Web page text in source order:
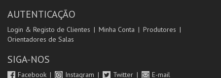
AUTENTICAÇÃO
Login & Registo de Clientes Minha Conta
Produtores
Orientadores de Salas
SIGA-NOS
Facebook Instagram Twitter E-mail